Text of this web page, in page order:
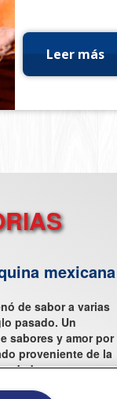
Leer más
de sabor a varias
pasado. Un
sabores y amor por
proveniente de la